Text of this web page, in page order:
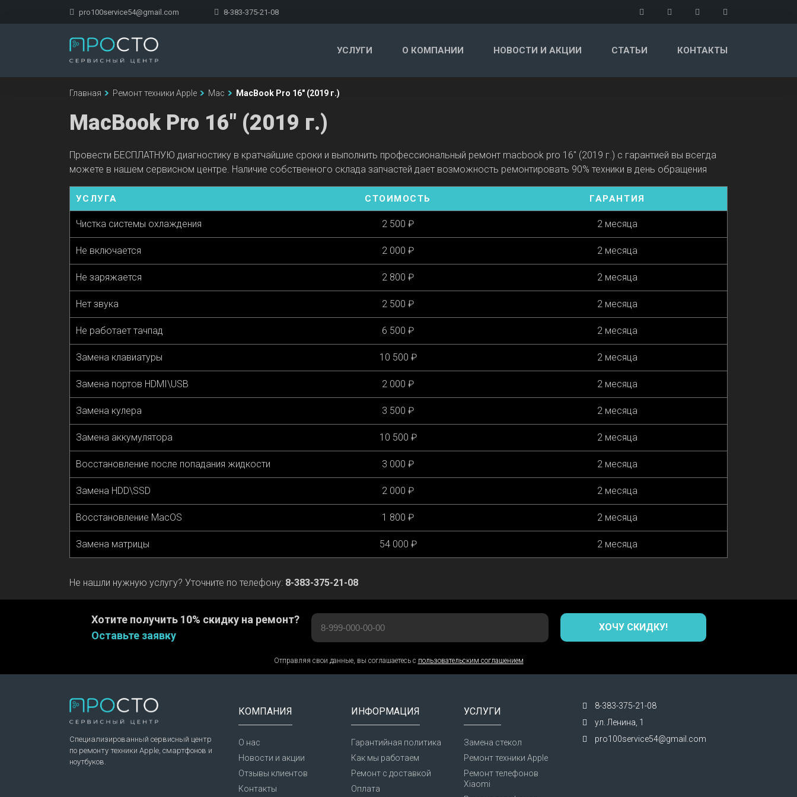
pro100service54@gmail.com 8-383-375-21-08
УСЛУГИ О КОМПАНИИ НОВОСТИ И АКЦИИ СТАТЬИ КОНТАКТЫ
Главная Ремонт техники Apple Mac MacBook Pro 16" (2019 г.)
MacBook Pro 16" (2019 г.)
Провести БЕСПЛАТНУЮ диагностику в кратчайшие сроки и выполнить профессиональный ремонт macbook pro 16" (2019 г.) с гарантией вы всегда
можете в нашем сервисном центре. Наличие собственного склада запчастей дает возможность ремонтировать 90% техники в день обращения
УСЛУГА СТОИМОСТЬ ГАРАНТИЯ
Чистка системы охлаждения 2 500 ₽ 2 месяца
Не включается 2 000 ₽ 2 месяца
Не заряжается 2 800 ₽ 2 месяца
Нет звука 2 500 ₽ 2 месяца
Не работает тачпад 6 500 ₽ 2 месяца
Замена клавиатуры 10 500 ₽ 2 месяца
Замена портов HDMI\USB 2 000 ₽ 2 месяца
Замена кулера 3 500 ₽ 2 месяца
Замена аккумулятора 10 500 ₽ 2 месяца
Восстановление после попадания жидкости 3 000 ₽ 2 месяца
Замена HDD\SSD 2 000 ₽ 2 месяца
Восстановление MacOS 1 800 ₽ 2 месяца
Замена матрицы 54 000 ₽ 2 месяца
Не нашли нужную услугу? Уточните по телефону: 8-383-375-21-08
Хотите получить 10% скидку на ремонт?
Оставьте заявку
ХОЧУ СКИДКУ!
Отправляя свои данные, вы соглашаетесь с пользовательским соглашением
Специализированный сервисный центр
по ремонту техники Apple, смартфонов и
ноутбуков.
КОМПАНИЯ
О нас
Новости и акции
Отзывы клиентов
Контакты
ИНФОРМАЦИЯ
Гарантийная политика
Как мы работаем
Ремонт с доставкой
Оплата
УСЛУГИ
Замена стекол
Ремонт техники Apple
Ремонт телефонов
Xiaomi
8-383-375-21-08
ул. Ленина, 1
pro100service54@gmail.com